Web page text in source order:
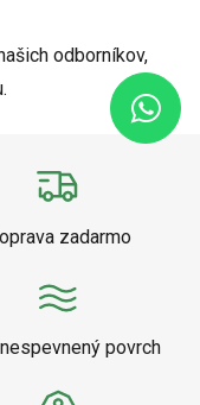
odborníkov,
zadarmo
povrch